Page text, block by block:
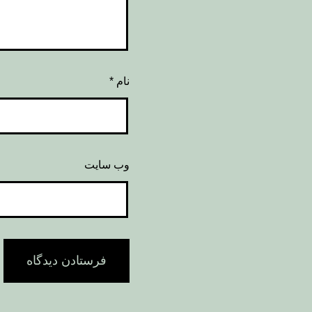
نام *
وب‌ سایت